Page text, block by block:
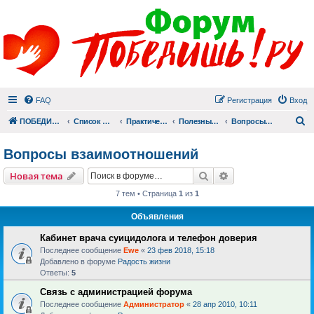
FAQ Вход
Регистрация
ПОБЕДИШЬ.РУ Список форумов Практический раздел Полезные материалы Вопросы взаимоотношений
Вопросы взаимоотношений
Новая тема Поиск
7 тем • Страница 1 из 1
Объявления
Кабинет врача суицидолога и телефон доверия
Последнее сообщение Ewe « 23 фев 2018, 15:18
Добавлено в форуме Радость жизни
Ответы: 5
Связь с администрацией форума
Последнее сообщение Администратор « 28 апр 2010, 10:11